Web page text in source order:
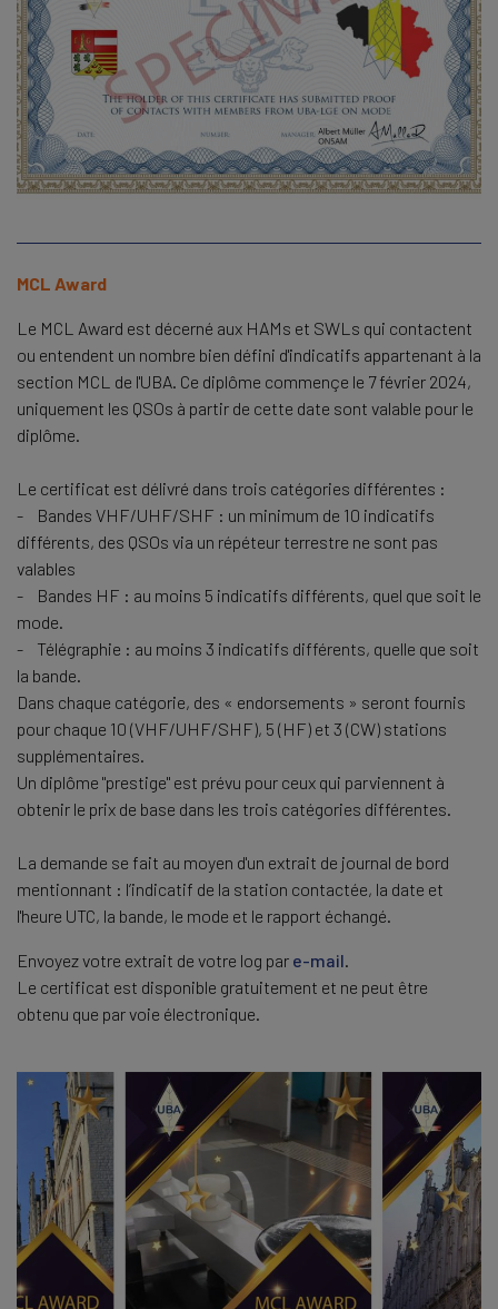
MCL Award
Le MCL Award est décerné aux HAMs et SWLs qui contactent
ou entendent un nombre bien défini d'indicatifs appartenant à la
section MCL de l'UBA. Ce diplôme commençe le 7 février 2024,
uniquement les QSOs à partir de cette date sont valable pour le
diplôme.
Le certificat est délivré dans trois catégories différentes :
- Bandes VHF/UHF/SHF : un minimum de 10 indicatifs
différents, des QSOs via un répéteur terrestre ne sont pas
valables
- Bandes HF : au moins 5 indicatifs différents, quel que soit le
mode.
- Télégraphie : au moins 3 indicatifs différents, quelle que soit
la bande.
Dans chaque catégorie, des « endorsements » seront fournis
pour chaque 10 (VHF/UHF/SHF), 5 (HF) et 3 (CW) stations
supplémentaires.
Un diplôme "prestige" est prévu pour ceux qui parviennent à
obtenir le prix de base dans les trois catégories différentes.
La demande se fait au moyen d'un extrait de journal de bord
mentionnant : l’indicatif de la station contactée, la date et
l'heure UTC, la bande, le mode et le rapport échangé.
Envoyez votre extrait de votre log par e-mail
Le certificat est disponible gratuitement et ne peut être
obtenu que par voie électronique.